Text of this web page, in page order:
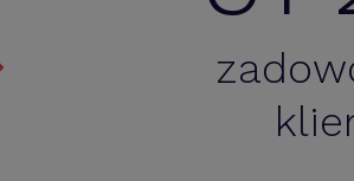
Polecam Bizin.pl. My
mobilnego